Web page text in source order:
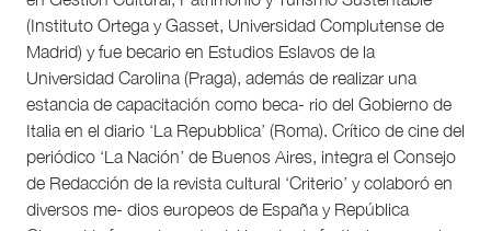
(Instituto Ortega y Gasset, Universidad Complutense de
Madrid) y fue becario en Estudios Eslavos de la
Universidad Carolina (Praga), además de realizar una
estancia de capacitación como beca- rio del Gobierno de
Italia en el diario ‘La Repubblica’ (Roma). Crítico de cine del
periódico ‘La Nación’ de Buenos Aires, integra el Consejo
de Redacción de la revista cultural ‘Criterio’ y colaboró en
diversos me- dios europeos de España y República